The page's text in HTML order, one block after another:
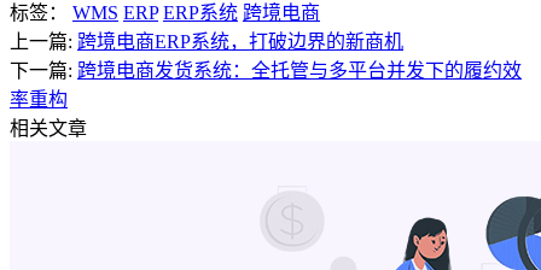
标签： WMS ERP ERP系统 跨境电商
上一篇: 跨境电商ERP系统，打破边界的新商机
下一篇: 跨境电商发货系统：全托管与多平台并发下的履约效
率重构
相关文章